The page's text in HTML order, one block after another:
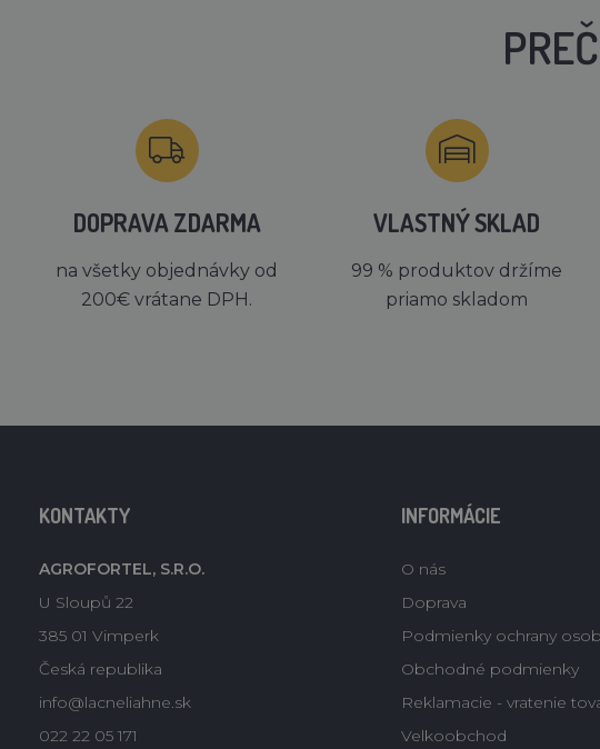
DOPRAVA ZDARMA
na všetky objednávky od
200€ vrátane DPH.
VLASTNÝ SKLAD
99 % produktov držíme
priamo skladom
KONTAKTY
AGROFORTEL, S.R.O.
U Sloupů 22
385 01 Vimperk
Česká republika
info@lacneliahne.sk
022 22 05 171
INFORMÁCIE
O nás
Doprava
Podmienky ochrany
Obchodné podmienky
Reklamacie - vratenie
Velkoobchod